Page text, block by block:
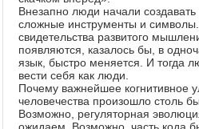
Внезапно люди начали создавать
сложные инструменты и
свидетельства развитого
появляются, казалось бы, в
язык, быстро меняется. И тогда
вести себя как люди.
Почему важнейшее когнитивное
человечества произошло столь
Возможно, регуляторная